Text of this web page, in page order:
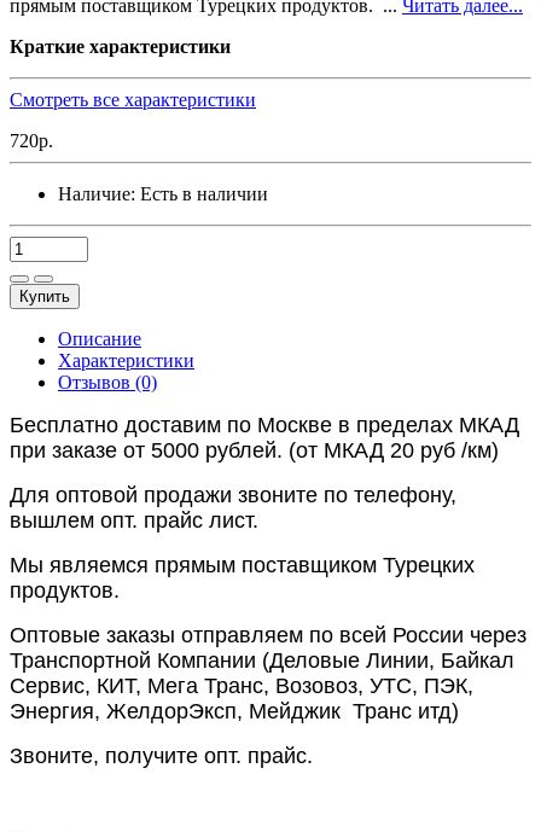
прямым поставщиком Турецких продуктов. ... Читать далее...
Краткие характеристики
Смотреть все характеристики
720р.
Наличие: Есть в наличии
Купить
Описание
Характеристики
Отзывов (0)
Бесплатно доставим по Москве в пределах МКАД
при заказе от 5000 рублей. (от МКАД 20 руб /км)
Для оптовой продажи звоните по телефону,
вышлем опт. прайс лист.
Мы являемся прямым поставщиком Турецких
продуктов.
Оптовые заказы отправляем по всей России через
Транспортной Компании (Деловые Линии, Байкал
Сервис, КИТ, Мега Транс, Возовоз, УТС, ПЭК,
Энергия, ЖелдорЭксп, Мейджик Транс итд)
Звоните, получите опт. прайс.